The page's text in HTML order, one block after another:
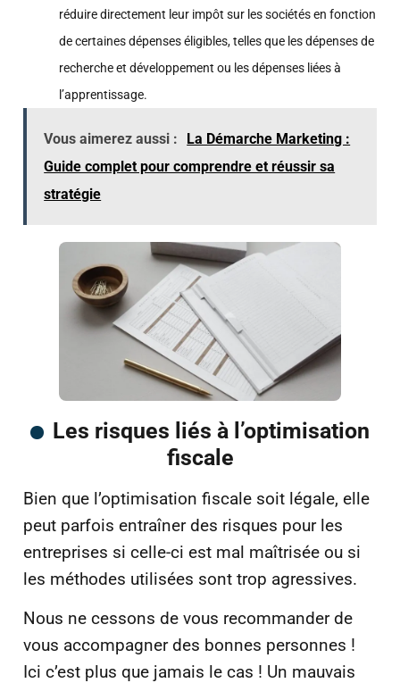
réduire directement leur impôt sur les sociétés en fonction
de certaines dépenses éligibles, telles que les dépenses de
recherche et développement ou les dépenses liées à
l’apprentissage.
Vous aimerez aussi :
La Démarche Marketing :
Guide complet pour comprendre et réussir sa
stratégie
Les risques liés à l’optimisation
fiscale
Bien que l’optimisation fiscale soit légale, elle
peut parfois entraîner des risques pour les
entreprises si celle-ci est mal maîtrisée ou si
les méthodes utilisées sont trop agressives.
Nous ne cessons de vous recommander de
vous accompagner des bonnes personnes !
Ici c’est plus que jamais le cas ! Un mauvais